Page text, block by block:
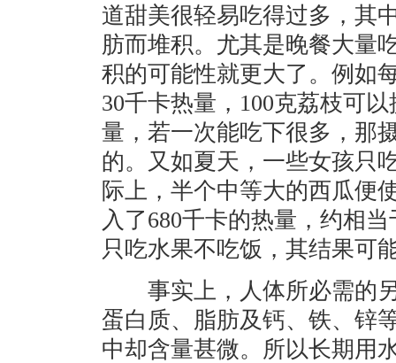
道甜美很轻易吃得过多，其
肪而堆积。尤其是晚餐大量
积的可能性就更大了。例如
30千卡热量，100克荔枝可
量，若一次能吃下很多，那
的。又如夏天，一些女孩只
际上，半个中等大的西瓜便
入了680千卡的热量，约相
只吃水果不吃饭，其结果可
事实上，人体所必需的另
蛋白质、脂肪及钙、铁、锌
中却含量甚微。所以长期用